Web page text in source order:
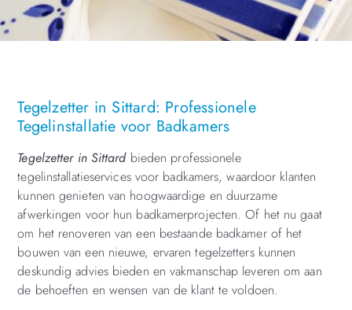
Tegelzetter in Sittard: Professionele
Tegelinstallatie voor Badkamers
Tegelzetter in Sittardbieden professionele
tegelinstallatieservices voor badkamers, waardoor klanten
kunnen genieten van hoogwaardige en duurzame
afwerkingen voor hun badkamerprojecten. Of het nu gaat
om het renoveren van een bestaande badkamer of het
bouwen van een nieuwe, ervaren tegelzetters kunnen
deskundig advies bieden en vakmanschap leveren om aan
de behoeften en wensen van de klant te voldoen.